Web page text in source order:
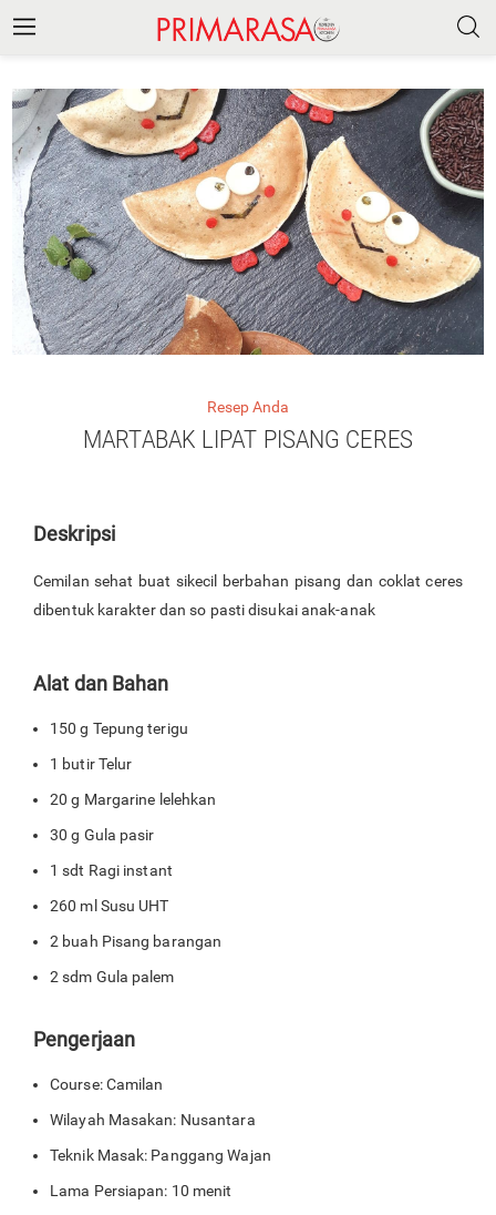
Resep Anda
MARTABAK LIPAT PISANG CERES
Deskripsi
Cemilan sehat buat sikecil berbahan pisang dan coklat ceres
dibentuk karakter dan so pasti disukai anak-anak
Alat dan Bahan
150 g Tepung terigu
1 butir Telur
20 g Margarine lelehkan
30 g Gula pasir
1 sdt Ragi instant
260 ml Susu UHT
2 buah Pisang barangan
2 sdm Gula palem
Pengerjaan
Course: Camilan
Wilayah Masakan: Nusantara
Teknik Masak: Panggang Wajan
Lama Persiapan: 10 menit